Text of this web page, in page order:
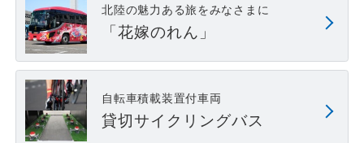
北陸の魅力ある旅をみなさまに
「花嫁のれん」
自転車積載装置付車両
貸切サイクリングバス